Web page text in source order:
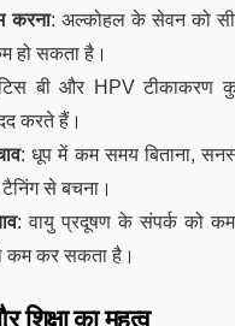
करना: अल्कोहल के सेवन को
हो सकता है।
बी और HPV टीकाकरण
करते हैं।
: धूप में कम समय बिताना,
से बचना।
: वायु प्रदूषण के संपर्क को
कम कर सकता है।
का महत्व